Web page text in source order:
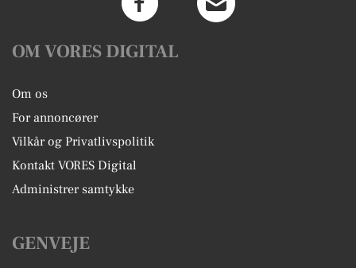
OM VORES DIGITAL
Om os
For annoncører
Vilkår og Privatlivspolitik
Kontakt VORES Digital
Administrer samtykke
GENVEJE